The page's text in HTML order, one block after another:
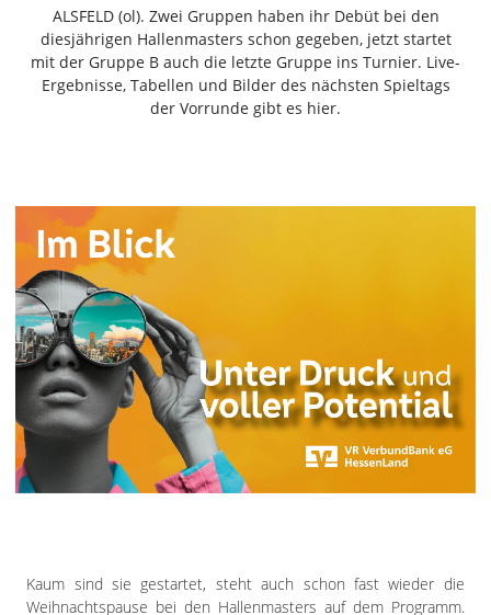
Schlitz
Antrifttal
Feldatal
Freiensteinau
Herbstein
Kirtorf
Lautertal
Mücke
Schwalmtal
Ulrichstein
Wartenberg
Schwalm
Fulda
Impressum
ALSFELD (ol). Zwei Gruppen haben ihr Debüt bei den
diesjährigen Hallenmasters schon gegeben, jetzt startet
mit der Gruppe B auch die letzte Gruppe ins Turnier. Live-
Ergebnisse, Tabellen und Bilder des nächsten Spieltags
der Vorrunde gibt es hier.
Kaum sind sie gestartet, steht auch schon fast wieder die
Weihnachtspause bei den Hallenmasters auf dem Programm.